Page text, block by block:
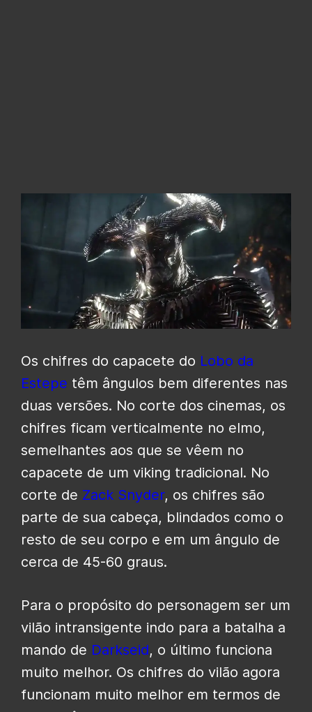
Os chifres do capacete do Lobo da
Estepe têm ângulos bem diferentes nas
duas versões. No corte dos cinemas, os
chifres ficam verticalmente no elmo,
semelhantes aos que se vêem no
capacete de um viking tradicional. No
corte de Zack Snyder, os chifres são
parte de sua cabeça, blindados como o
resto de seu corpo e em um ângulo de
cerca de 45-60 graus.
Para o propósito do personagem ser um
vilão intransigente indo para a batalha a
mando de Darkseid, o último funciona
muito melhor. Os chifres do vilão agora
funcionam muito melhor em termos de